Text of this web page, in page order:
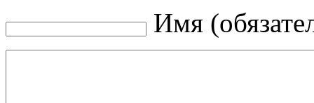
Имя